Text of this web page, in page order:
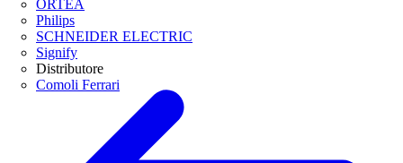
ORTEA
Philips
SCHNEIDER ELECTRIC
Signify
Distributore
Comoli Ferrari